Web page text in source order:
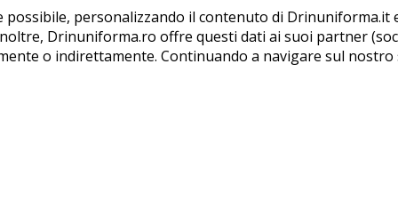
personalizzando il contenuto di Drinuniforma.it
Drinuniforma.ro offre questi dati ai suoi partner
o indirettamente. Continuando a navigare sul